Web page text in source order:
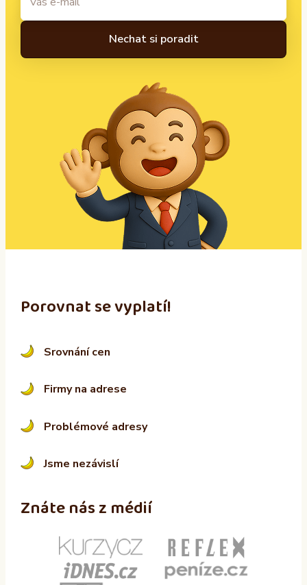
:
Porovnat se vyplatí!
Srovnání cen
Firmy na adrese
Problémové adresy
Jsme nezávislí
Znáte nás z médií